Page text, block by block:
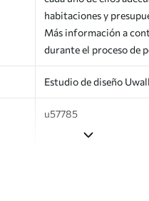
habitaciones y
Más información a
durante el proceso de
Estudio de diseño
u57785